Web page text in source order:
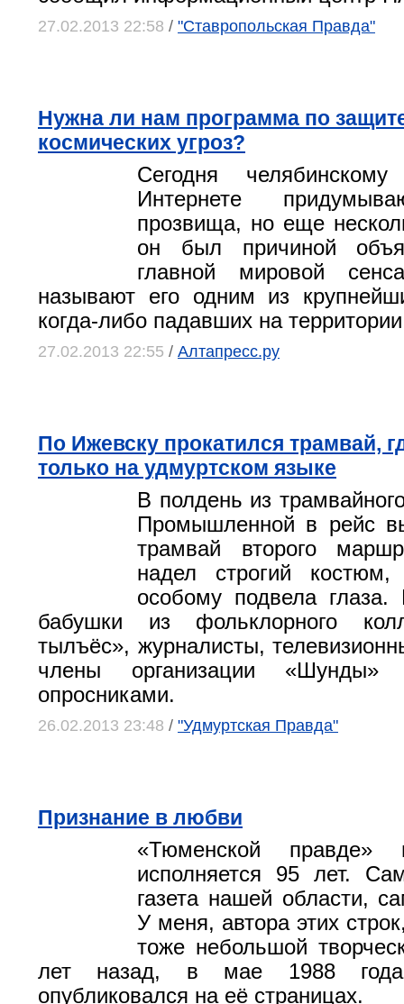
27.02.2013 22:58 / "Ставропольская Правда"
Нужна ли нам программа по
космических угроз?
Сегодня
Интернете
прозвища, но еще
он был причиной
главной мировой
называют его одним из
когда-либо падавших на
27.02.2013 22:55 / Алтапресс.ру
По Ижевску прокатился трамвай,
только на удмуртском языке
В полдень из
Промышленной в рейс
трамвай второго
надел строгий костюм,
особому подвела
бабушки из фольклорного
тылъёс», журналисты,
члены организации «Шунды»
опросниками.
26.02.2013 23:48 / "Удмуртская Правда"
Признание в любви
«Тюменской
исполняется 95 лет.
газета нашей области,
У меня, автора этих
тоже небольшой
лет назад, в мае 1988
опубликовался на её страницах.